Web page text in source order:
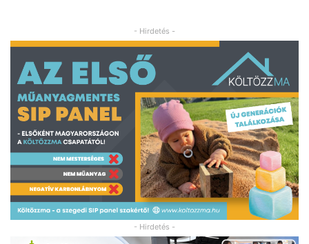
- Hirdetés -
- Hirdetés -